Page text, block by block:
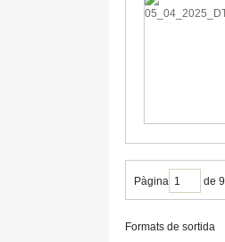
Pàgina de 9
Formats de sortida